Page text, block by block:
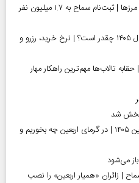
آغاز رسمی برنامه‌های اربعین ۱۴۰۵ در مرز‌ها | ثبت‌نام سماح به ۱.۷ میلیون نفر
قیمت قبر در بهشت زهرا (س) در سال ۱۴۰۵ چقدر است؟ | نرخ خرید، رزرو و
تالاب‌ها مهم‌ترین راهکار مهار
شد
توصیه‌های تغذیه‌ای برای زائران اربعین ۱۴۰۵ | در گرمای اربعین چه بخوریم و
| زائران «همیار اربعین» را نصب